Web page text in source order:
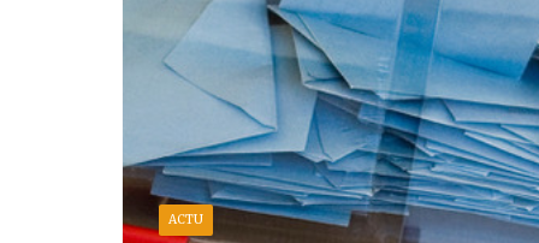
ACTU